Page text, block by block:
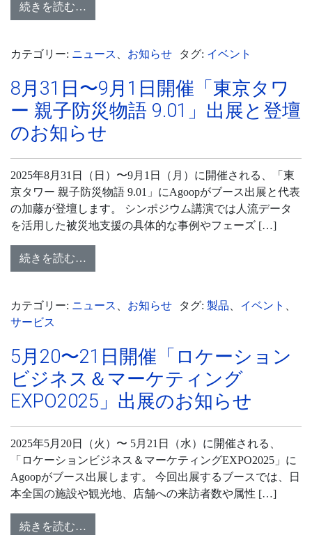
続きを読む…
カテゴリー: ニュース お知らせ タグ: イベント
8月31日〜9月1日開催「東京タワ
ー 親子防災物語 9.01」出展と登壇
のお知らせ
2025年8月31日（日）〜9月1日（月）に開催される、「東
京タワー 親子防災物語 9.01」にAgoopがブース出展と代表
の加藤が登壇します。 シンポジウム講演では人流データ
を活用した被災地支援の具体的な事例やフェーズ […]
続きを読む…
カテゴリー: ニュース お知らせ タグ: 製品 イベント
サービス
5月20〜21日開催「ロケーション
ビジネス＆マーケティング
EXPO2025」出展のお知らせ
2025年5月20日（火）〜 5月21日（水）に開催される、
「ロケーションビジネス＆マーケティングEXPO2025」に
Agoopがブース出展します。 今回出展するブースでは、日
本全国の施設や観光地、店舗への来訪者数や属性 […]
続きを読む…